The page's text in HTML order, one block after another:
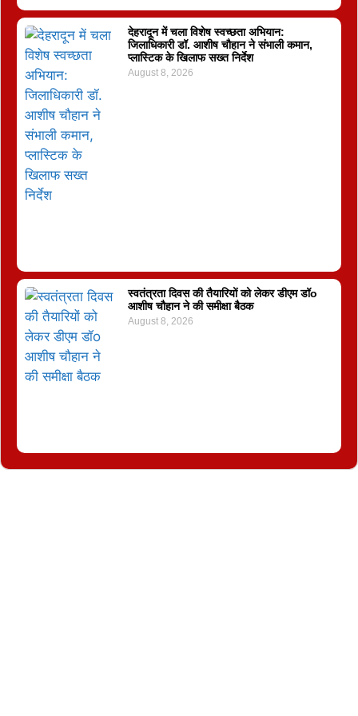
देहरादून में चला विशेष स्वच्छता अभियान:
जिलाधिकारी डॉ. आशीष चौहान ने संभाली कमान,
प्लास्टिक के खिलाफ सख्त निर्देश
August 8, 2026
स्वतंत्रता दिवस की तैयारियों को लेकर डीएम डॉo
आशीष चौहान ने की समीक्षा बैठक
August 8, 2026